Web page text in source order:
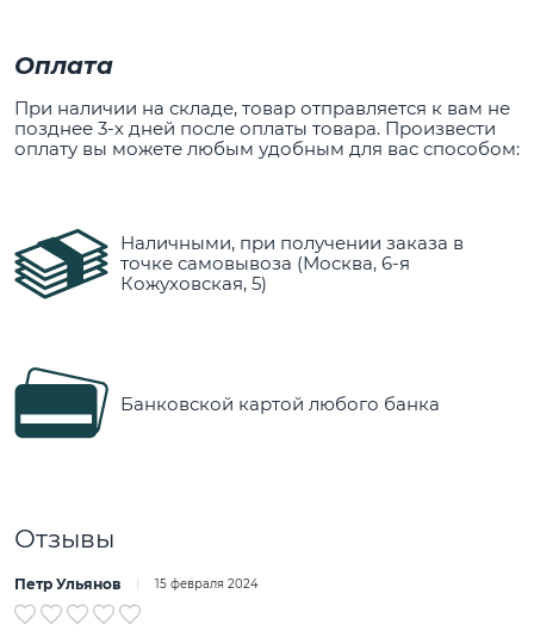
Оплата
При наличии на складе, товар отправляется к вам не
позднее 3-х дней после оплаты товара. Произвести
оплату вы можете любым удобным для вас способом:
Наличными, при получении заказа в
точке самовывоза (Москва, 6-я
Кожуховская, 5)
Банковской картой любого банка
Отзывы
Петр Ульянов 15 февраля 2024